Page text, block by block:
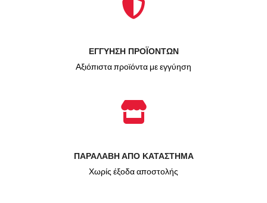
ΕΓΓΥΗΣΗ ΠΡΟΪΟΝΤΩΝ
Αξιόπιστα προϊόντα με εγγύηση
ΠΑΡΑΛΑΒΗ ΑΠΟ ΚΑΤΑΣΤΗΜΑ
Χωρίς έξοδα αποστολής